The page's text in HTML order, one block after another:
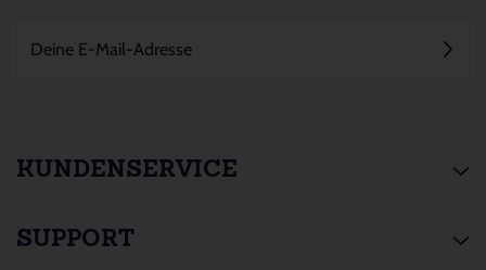
KUNDENSERVICE
SUPPORT